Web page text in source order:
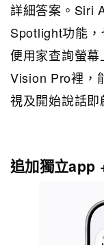
詳細答案。Siri
Spotlight功能
便用家查詢螢
Vision Pro裡，
視及開始說話即
追加獨立app